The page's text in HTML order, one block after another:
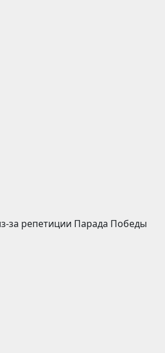
за репетиции Парада Победы